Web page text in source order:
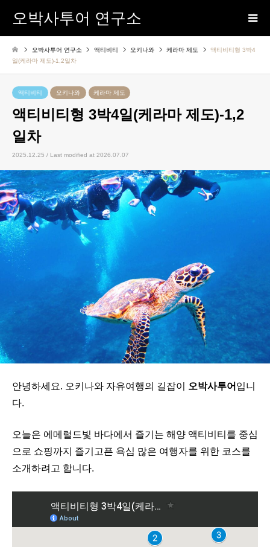
오박사투어 연구소
오박사투어 연구소 액티비티 오키나와 케라마 제도
액티비티형 3박4
일(케라마 제도)-1,2일차
액티비티 오키나와 케라마 제도
액티비티형 3박4일(케라마 제도)-1,2
일차
2025.12.25 / Last modified at 2026.07.07
안녕하세요. 오키나와 자유여행의 길잡이 오박사투어 입니
다.
오늘은 에메럴드빛 바다에서 즐기는 해양 액티비티를 중심
으로 쇼핑까지 즐기고픈 욕심 많은 여행자를 위한 코스를
소개하려고 합니다.